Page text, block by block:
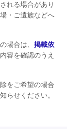
れる場合があり
・ご遺族などへ
場合は、 掲載依
容を確認のうえ
をご希望の場合
らせください。